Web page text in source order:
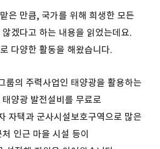
은 만큼, 국가를 위해 희생한 모든
겠다고 하는 내용을 읽었는데요.
다양한 활동을 해왔습니다.
룹의 주력사업인 태양광을 활용하는
양광 발전설비를 무료로
자택과 군사시설보호구역으로 많은
인근 마을 시설 등이